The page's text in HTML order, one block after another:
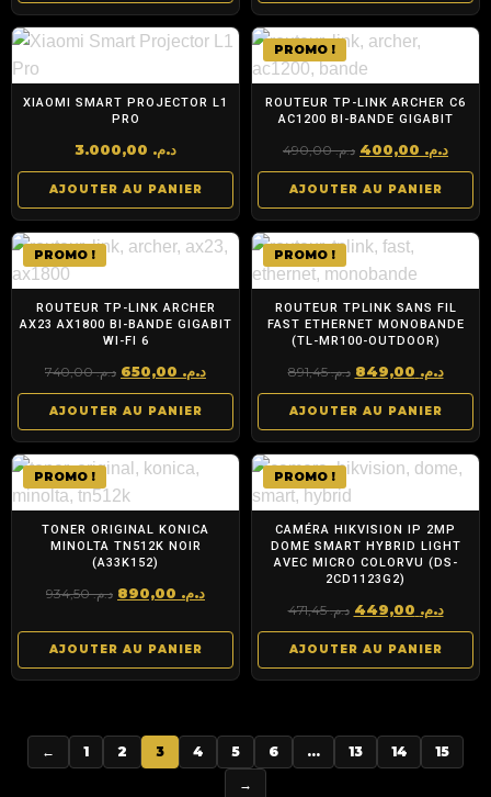
XIAOMI SMART PROJECTOR L1
PRO
د.م.
AJOUTER AU PANIER
PROMO !
ROUTEUR TP-LINK ARCHER C6
AC1200 BI-BANDE GIGABIT
د.م.490,00
Le
prix
initial
était :
د.م. 490,00.
د.م.Le
prix
est :
AJOUTER AU PANIER
PROMO !
ROUTEUR TP-LINK ARCHER
AX23 AX1800 BI-BANDE GIGABIT
WI-FI 6
د.م.740,00
Le
prix
initial
était :
د.م. 740,00.
د.م.Le
prix
est :
د.م. 650,00.
AJOUTER AU PANIER
PROMO !
ROUTEUR TPLINK SANS FIL
FAST ETHERNET MONOBANDE
(TL-MR100-OUTDOOR)
د.م.891,45
Le
prix
initial
était :
د.م. 891,45.
د.م.Le
prix
est :
AJOUTER AU PANIER
PROMO !
TONER ORIGINAL KONICA
MINOLTA TN512K NOIR
(A33K152)
د.م.934,50
Le
initial
était :
د.م. 934,50.
د.م.Le
actuel
د.م. 890,00.
AJOUTER AU PANIER
PROMO !
CAMÉRA HIKVISION IP 2MP
DOME SMART HYBRID LIGHT
AVEC MICRO COLORVU (DS-
2CD1123G2)
د.م.471,45
Le
prix
initial
était :
د.م.Le
prix
est :
AJOUTER AU PANIER
← 1 2 3 4 5 6 … 13 14
15
→